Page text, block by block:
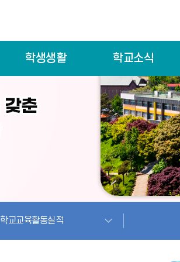
학생생활 학교소식
학교교육활동실적